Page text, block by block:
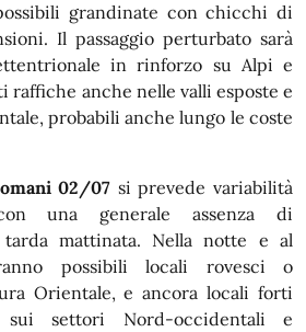
grandinate con chicchi di
Il passaggio perturbato sarà
in rinforzo su Alpi e
raffiche anche nelle valli esposte e
probabili anche lungo le coste
02/07 si prevede variabilità
una generale assenza di
mattinata. Nella notte e al
possibili locali rovesci o
Orientale, e ancora locali forti
settori Nord-occidentali e